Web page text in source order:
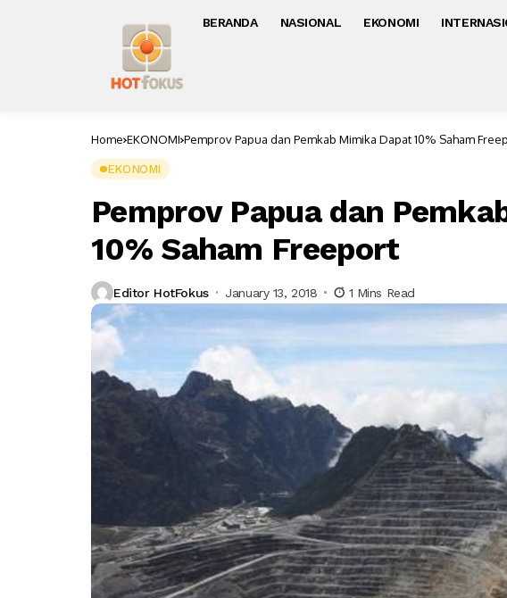
BERANDA NASIONAL EKONOMI
Home EKONOMI Pemprov Papua dan Pemkab Mimika Dapat 10% Saham
EKONOMI
Pemprov Papua dan
10% Saham Freeport
Editor HotFokus January 13, 2018 1 Mins Read